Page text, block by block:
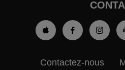
Contactez-nous